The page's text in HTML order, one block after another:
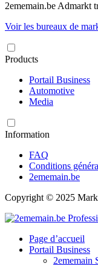
2ememain.be Admarkt
Voir les bureaux de
Products
Portail Business
Automotive
Media
Information
FAQ
Conditions
2ememain.be
Copyright © 2025
Page d’accueil
Portail Business
2ememain